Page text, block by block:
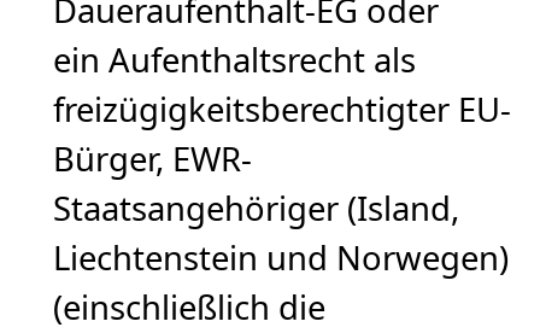
Daueraufenthalt-EG oder
ein Aufenthaltsrecht als
freizügigkeitsberechtigter EU-
Bürger, EWR-
Staatsangehöriger (Island,
Liechtenstein und Norwegen)
(einschließlich die